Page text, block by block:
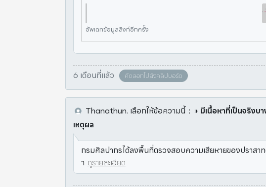
อัพเดทข้อมูลลิงก์อีกครั้ง
6 เดือนที่แล้ว คัดลอกไปยังคลิปบอร์ด
Thanathun. เลือกให้ข้อความนี้： ◑ มีเนื้อหาที่เป็นจริงบ
เหตุผล
กรมศิลปากรได้ลงพื้นที่ตรวจสอบความเสียหายของปราส
า ดูรายละเอียด